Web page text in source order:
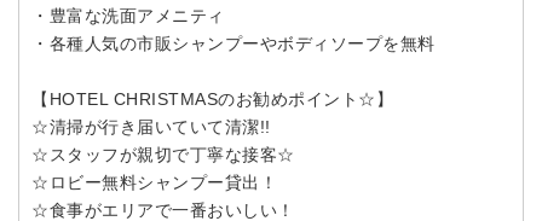
・豊富な洗面アメニティ
・各種人気の市販シャンプーやボディソープを無料
【HOTEL CHRISTMASのお勧めポイント☆】
☆清掃が行き届いていて清潔!!
☆スタッフが親切で丁寧な接客☆
☆ロビー無料シャンプー貸出！
☆食事がエリアで一番おいしい！